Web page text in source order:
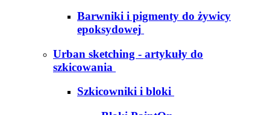
Barwniki i pigmenty do żywicy
epoksydowej
Urban sketching - artykuły do
szkicowania
Szkicowniki i bloki